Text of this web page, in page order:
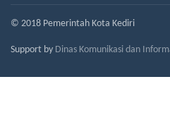
© 2018 Pemerintah Kota Kediri
Support by Dinas Komunikasi dan